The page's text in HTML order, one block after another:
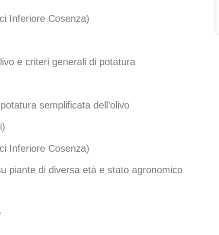
Inferiore Cosenza)
e criteri generali di potatura
semplificata dell’olivo
Inferiore Cosenza)
piante di diversa età e stato agronomico